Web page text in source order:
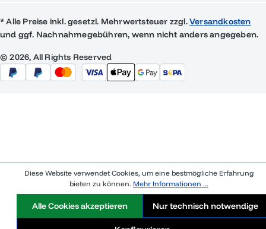
* Alle Preise inkl. gesetzl. Mehrwertsteuer zzgl.Versandkosten
und ggf. Nachnahmegebühren, wenn nicht anders angegeben.
© 2026, All Rights Reserved
Diese Website verwendet Cookies, um eine bestmögliche Erfahrung
bieten zu können. Mehr Informationen ...
Nur technisch notwendige
Alle Cookies akzeptieren